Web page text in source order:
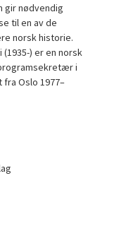
gir nødvendig
til en av de
norsk historie.
) er en norsk
i
fra Oslo 1977–